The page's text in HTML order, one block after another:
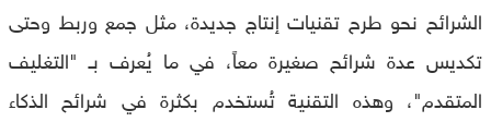
الشرائح نحو طرح تقنيات إنتاج جديدة، مثل جمع وربط وحتى
تكديس عدة شرائح صغيرة معاً، في ما يُعرف بـ "التغليف
المتقدم"، وهذه التقنية تُستخدم بكثرة في شرائح الذكاء